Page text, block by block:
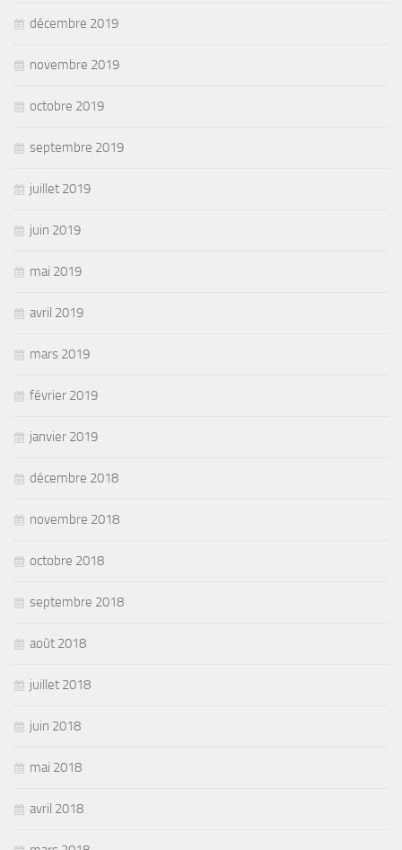
décembre 2019
novembre 2019
octobre 2019
septembre 2019
juillet 2019
juin 2019
mai 2019
avril 2019
mars 2019
février 2019
janvier 2019
décembre 2018
novembre 2018
octobre 2018
septembre 2018
août 2018
juillet 2018
juin 2018
mai 2018
avril 2018